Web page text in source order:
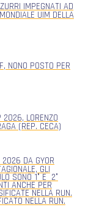
IMPEGNATI AD
UIM DELLA
NONO POSTO PER
2026, LORENZO
(REP. CECA)
2026 DA GYOR
GLI
SONO 1° E 2°
ANCHE PER
NELLA RUN.
NELLA RUN.